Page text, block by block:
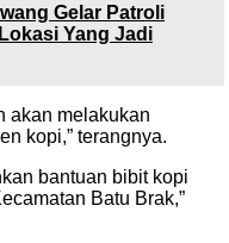
Gelar Patroli
Yang Jadi
akan melakukan
kopi,” terangnya.
bantuan bibit kopi
Batu Brak,”